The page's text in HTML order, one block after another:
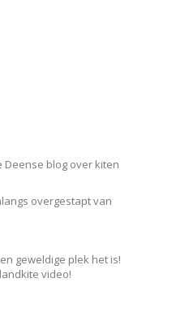
blog over kiten
overgestapt van
geweldige plek het is!
video!